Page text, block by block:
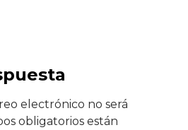
electrónico no será
obligatorios están